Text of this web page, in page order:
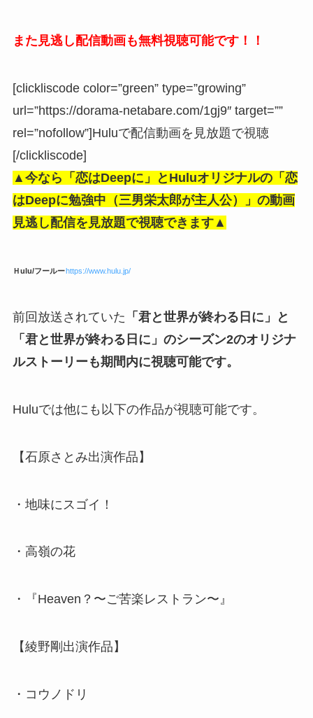
また見逃し配信動画も無料視聴可能です！！
[clickliscode color=”green” type=”growing”
url=”https://dorama-netabare.com/1gj9″ target=””
rel=”nofollow”]Huluで配信動画を見放題で視聴
[/clickliscode]
▲今なら「恋はDeepに」とHuluオリジナルの「恋
はDeepに勉強中（三男栄太郎が主人公）」の動画
見逃し配信を見放題で視聴できます▲
Ｈulu/フールーhttps://www.hulu.jp/
前回放送されていた 「君と世界が終わる日に」と
「君と世界が終わる日に」のシーズン2のオリジナ
ルストーリーも期間内に視聴可能です。
Huluでは他にも以下の作品が視聴可能です。
【石原さとみ出演作品】
・地味にスゴイ！
・高嶺の花
・『Heaven？〜ご苦楽レストラン〜』
【綾野剛出演作品】
・コウノドリ